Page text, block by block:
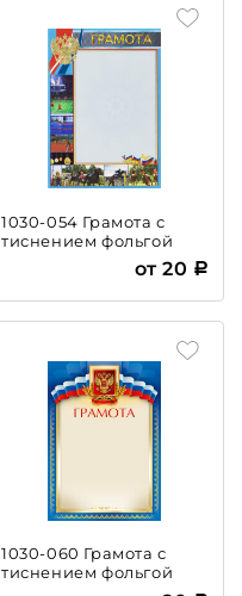
1030-054 Грамота с
тиснением фольгой
от 20
1030-060 Грамота с
тиснением фольгой